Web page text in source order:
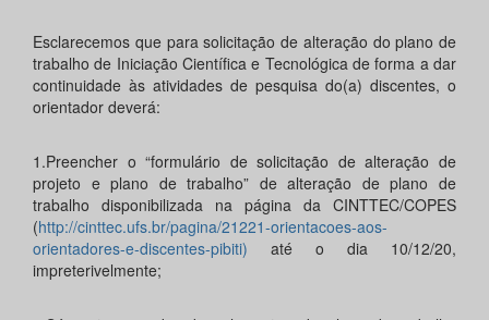
Esclarecemos que para solicitação de alteração do plano de
trabalho de Iniciação Científica e Tecnológica de forma a dar
continuidade às atividades de pesquisa do(a) discentes, o
orientador deverá:
1.Preencher o “formulário de solicitação de alteração de
projeto e plano de trabalho” de alteração de plano de
trabalho disponibilizada na página da CINTTEC/COPES
(http://cinttec.ufs.br/pagina/21221-orientacoes-aos-
orientadores-e-discentes-pibiti) até o dia 10/12/20,
impreterivelmente;